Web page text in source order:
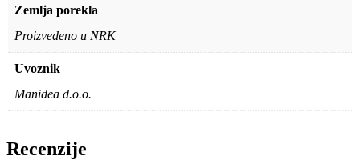
Zemlja porekla
Proizvedeno u NRK
Uvoznik
Manidea d.o.o.
Recenzije